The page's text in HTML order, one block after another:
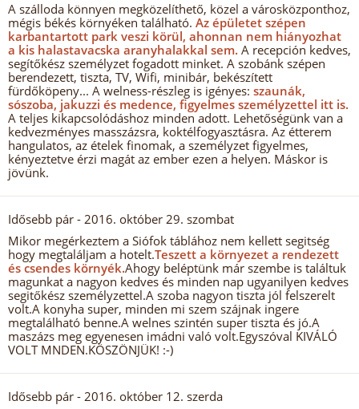
A szálloda könnyen megközelíthető, közel a városközponthoz,
mégis békés környéken található. Az épületet szépen
karbantartott park veszi körül, ahonnan nem hiányozhat
a kis halastavacska aranyhalakkal sem. A recepción kedves,
segítőkész személyzet fogadott minket. A szobánk szépen
berendezett, tiszta, TV, Wifi, minibár, bekészített
fürdőköpeny... A welness-részleg is igényes: szaunák,
sószoba, jakuzzi és medence, figyelmes személyzettel itt is.
A teljes kikapcsolódáshoz minden adott. Lehetőségünk van a
kedvezményes masszázsra, koktélfogyasztásra. Az étterem
hangulatos, az ételek finomak, a személyzet figyelmes,
kényeztetve érzi magát az ember ezen a helyen. Máskor is
jövünk.
Idősebb pár - 2016. október 29. szombat
Mikor megérkeztem a Siófok táblához nem kellett segitség
hogy megtaláljam a hotelt.Teszett a környezet a rendezett
és csendes környék.Ahogy beléptünk már szembe is találtuk
magunkat a nagyon kedves és minden nap ugyanilyen kedves
segitőkész személyzettel.A szoba nagyon tiszta jól felszerelt
volt.A konyha super, minden mi szem szájnak ingere
megtalálható benne.A welnes szintén super tiszta és jó.A
maszázs meg egyenesen imádni való volt.Egyszóval KIVÁLÓ
VOLT MNDEN.KÖSZÖNJÜK! :-)
Idősebb pár - 2016. október 12. szerda